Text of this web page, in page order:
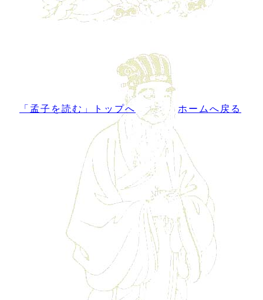
「孟子を読む」トップへ ホームへ戻る